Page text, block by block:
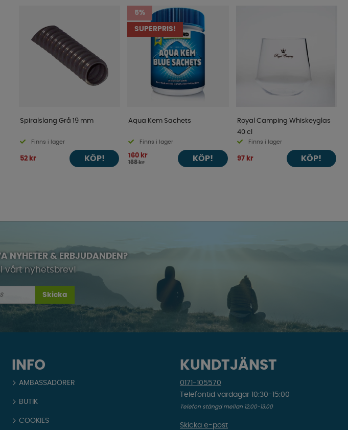
Spiralslang Grå 19 mm
Finns i lager
52 kr KÖP!
5%
SUPERPRIS!
Aqua Kem Sachets
Finns i lager
160 kr
168 kr KÖP!
Royal Camping Whiskeyglas
40 cl
Finns i lager
97 kr KÖP!
NYHETER & ERBJUDANDEN?
vårt nyhetsbrev!
Skicka
INFO
AMBASSADÖRER
BUTIK
COOKIES
KUNDTJÄNST
0171-105570
Telefontid vardagar 10:30-15:00
Telefon stängd mellan 12:00-13:00
Skicka e-post